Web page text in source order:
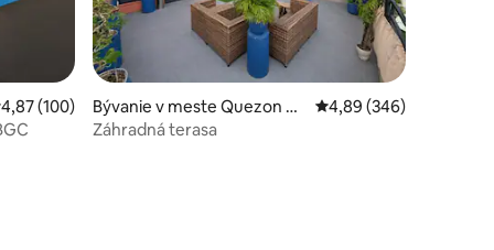
150
ohodnotenie 4,87 z 5, počet hodnotení: 100
4,87 (100)
Bývanie v meste Quezon Ci
ty
Priemerné
4,89 (346)
Záhradná terasa